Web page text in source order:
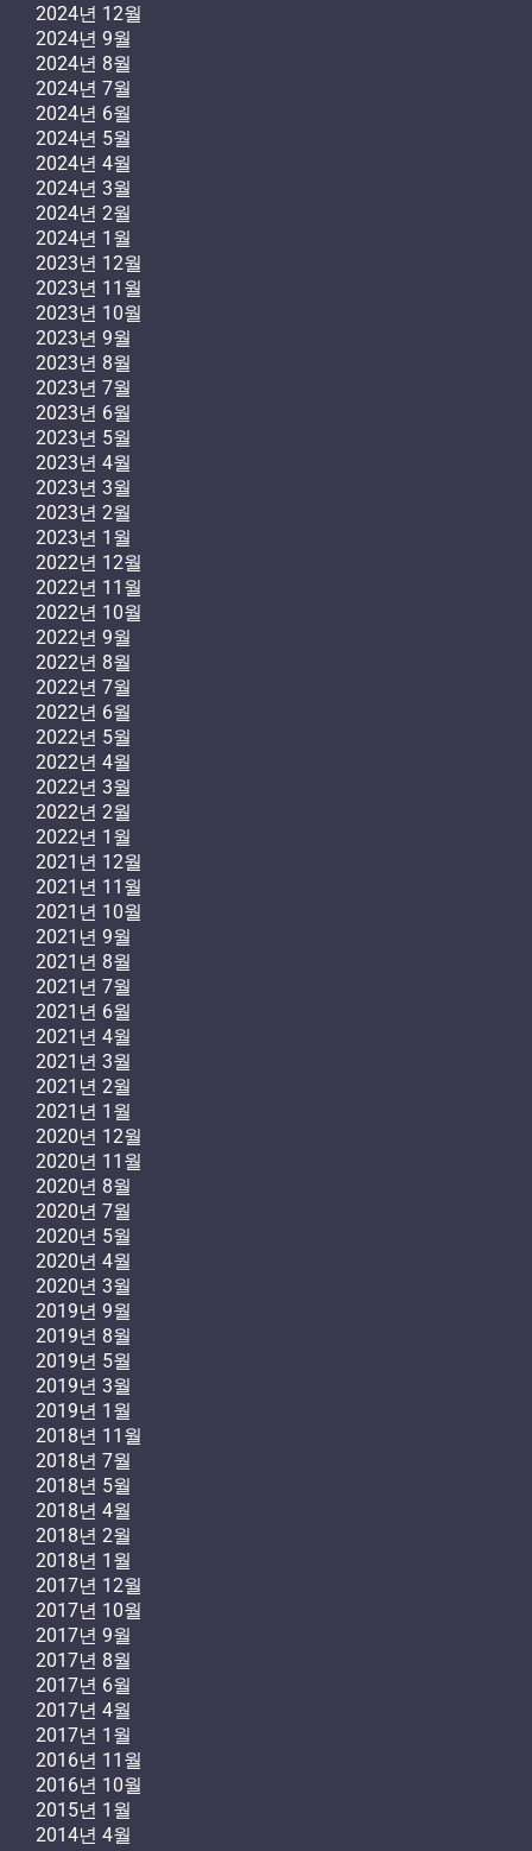
2024년 12월
2024년 9월
2024년 8월
2024년 7월
2024년 6월
2024년 5월
2024년 4월
2024년 3월
2024년 2월
2024년 1월
2023년 12월
2023년 11월
2023년 10월
2023년 9월
2023년 8월
2023년 7월
2023년 6월
2023년 5월
2023년 4월
2023년 3월
2023년 2월
2023년 1월
2022년 12월
2022년 11월
2022년 10월
2022년 9월
2022년 8월
2022년 7월
2022년 6월
2022년 5월
2022년 4월
2022년 3월
2022년 2월
2022년 1월
2021년 12월
2021년 11월
2021년 10월
2021년 9월
2021년 8월
2021년 7월
2021년 6월
2021년 4월
2021년 3월
2021년 2월
2021년 1월
2020년 12월
2020년 11월
2020년 8월
2020년 7월
2020년 5월
2020년 4월
2020년 3월
2019년 9월
2019년 8월
2019년 5월
2019년 3월
2019년 1월
2018년 11월
2018년 7월
2018년 5월
2018년 4월
2018년 2월
2018년 1월
2017년 12월
2017년 10월
2017년 9월
2017년 8월
2017년 6월
2017년 4월
2017년 1월
2016년 11월
2016년 10월
2015년 1월
2014년 4월